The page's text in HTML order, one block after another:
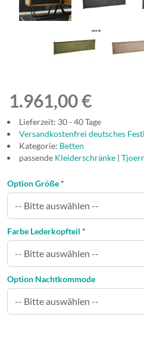
1.961,00 €
Lieferzeit: 30 - 40 Tage
Versandkostenfrei deutsches
Kategorie: Betten
passende Kleiderschränke |
Option Größe *
Farbe Lederkopfteil *
Option Nachtkommode